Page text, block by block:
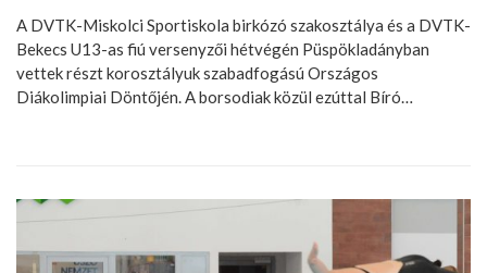
A DVTK-Miskolci Sportiskola birkózó szakosztálya és a DVTK-
Bekecs U13-as fiú versenyzői hétvégén Püspökladányban
vettek részt korosztályuk szabadfogású Országos
Diákolimpiai Döntőjén. A borsodiak közül ezúttal Bíró…